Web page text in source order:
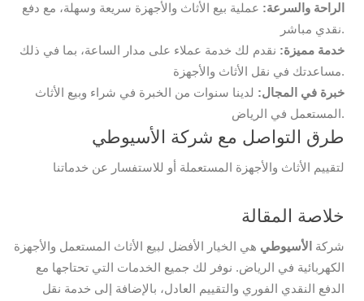
الراحة والسرعة: عملية بيع الأثاث والأجهزة سريعة وسهلة، مع دفع
نقدي مباشر.
خدمة مميزة: نقدم لك خدمة عملاء على مدار الساعة، بما في ذلك
مساعدتك في نقل الأثاث والأجهزة.
خبرة في المجال: لدينا سنوات من الخبرة في شراء وبيع الأثاث
المستعمل في الرياض.
طرق التواصل مع شركة الأسيوطي
لتقييم الأثاث والأجهزة المستعملة أو للاستفسار عن خدماتنا
خلاصة المقالة
شركة الأسيوطي هي الخيار الأفضل لبيع الأثاث المستعمل والأجهزة
الكهربائية في الرياض. نوفر لك جميع الخدمات التي تحتاجها مع
الدفع النقدي الفوري والتقييم العادل، بالإضافة إلى خدمة نقل